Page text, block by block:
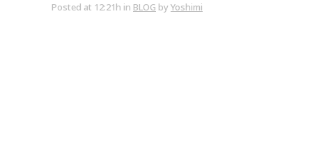
Posted at 12:21h in BLOG byYoshimi